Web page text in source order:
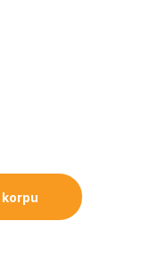
količina
korpu